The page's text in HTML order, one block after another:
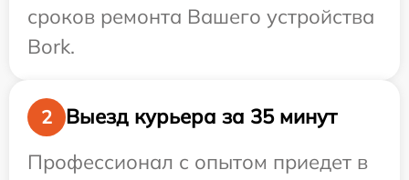
сроков ремонта Вашего устройства
Bork.
2
Выезд курьера за 35 минут
Профессионал с опытом приедет в